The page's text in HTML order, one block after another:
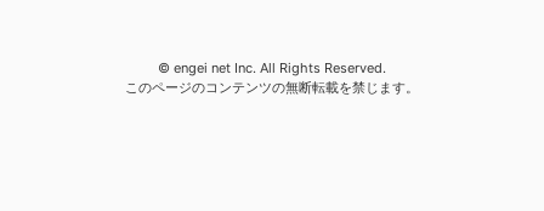
© engei net Inc. All Rights Reserved.
このページのコンテンツの無断転載を禁じます。